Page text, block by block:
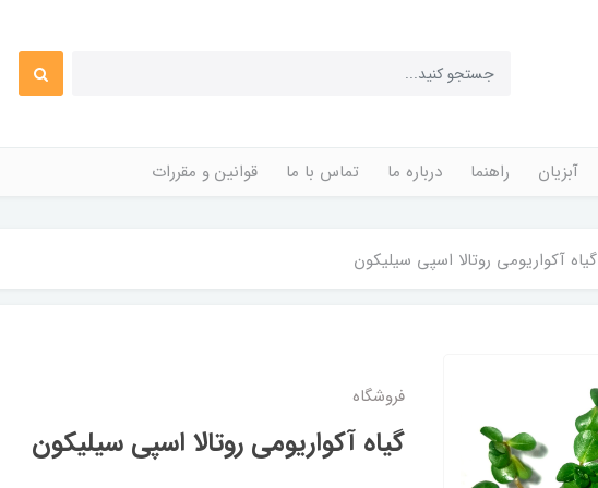
آبزیان راهنما درباره ما تماس با ما قوانین و مقررات
گیاه آکواریومی روتالا اسپی سیلیکون
فروشگاه
گیاه آکواریومی روتالا اسپی سیلیکون